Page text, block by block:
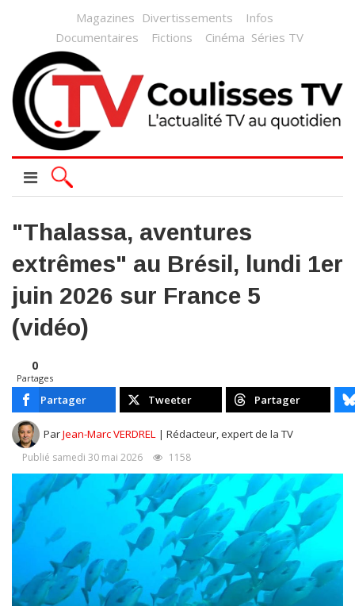
Magazines Divertissements
Infos
Documentaires
Fictions Cinéma Séries TV
"Thalassa, aventures
extrêmes" au Brésil, lundi 1er
juin 2026 sur France 5
(vidéo)
0
Partages
Partager Tweeter Partager
ParJean-Marc VERDREL | Rédacteur, expert de la TV
Publié samedi 30 mai 2026 1158